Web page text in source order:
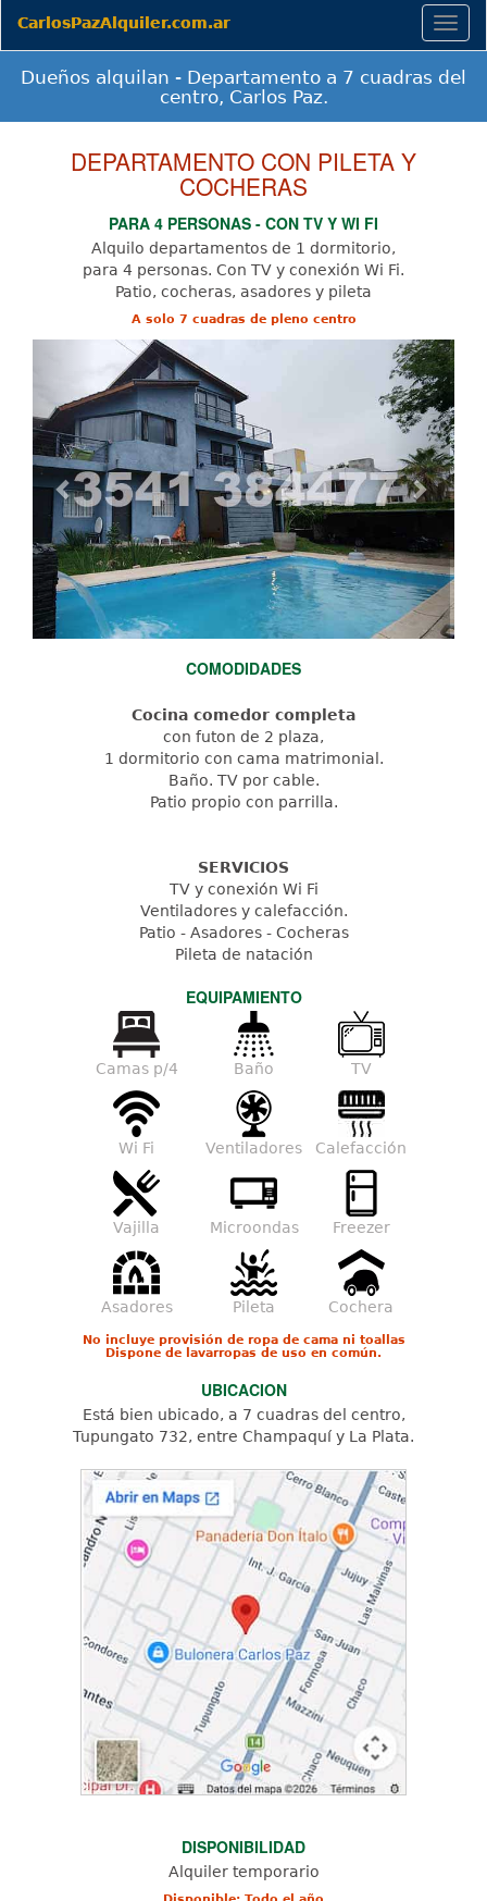
CarlosPazAlquiler.com.ar
Dueños alquilan - Departamento a 7 cuadras del
centro, Carlos Paz.
DEPARTAMENTO CON PILETA Y
COCHERAS
PARA 4 PERSONAS - CON TV Y WI FI
Alquilo departamentos de 1 dormitorio,
para 4 personas. Con TV y conexión Wi Fi.
Patio, cocheras, asadores y pileta
A solo 7 cuadras de pleno centro
Previous Next
COMODIDADES
Cocina comedor completa
con futon de 2 plaza,
1 dormitorio con cama matrimonial.
Baño. TV por cable.
Patio propio con parrilla.
SERVICIOS
TV y conexión Wi Fi
Ventiladores y calefacción.
Patio - Asadores - Cocheras
Pileta de natación
EQUIPAMIENTO
Camas p/4 Baño TV
Wi Fi Ventiladores Calefacción
Vajilla Microondas Freezer
Asadores Pileta Cochera
No incluye provisión de ropa de cama ni toallas
Dispone de lavarropas de uso en común.
UBICACION
Está bien ubicado, a 7 cuadras del centro,
Tupungato 732, entre Champaquí y La Plata.
DISPONIBILIDAD
Alquiler temporario